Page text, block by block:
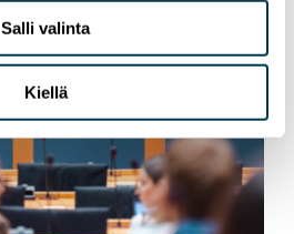
Salli valinta
Kiellä